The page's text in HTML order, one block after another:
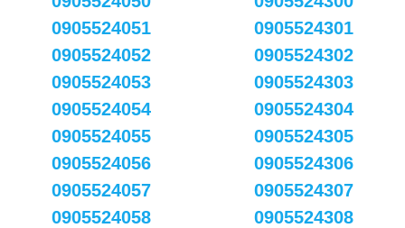
0905524051
0905524052
0905524053
0905524054
0905524055
0905524056
0905524057
0905524058
0905524301
0905524302
0905524303
0905524304
0905524305
0905524306
0905524307
0905524308